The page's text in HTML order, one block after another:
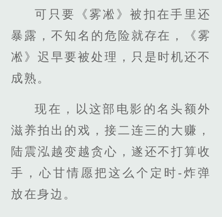
可只要《雾凇》被扣在手里还
暴露，不知名的危险就存在，《雾
凇》迟早要被处理，只是时机还不
成熟。
现在，以这部电影的名头额外
滋养拍出的戏，接二连三的大赚，
陆震泓越变越贪心，遂还不打算收
手，心甘情愿把这么个定时-炸弹
放在身边。